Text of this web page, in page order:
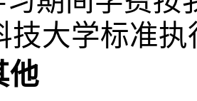
技大学标准执
他